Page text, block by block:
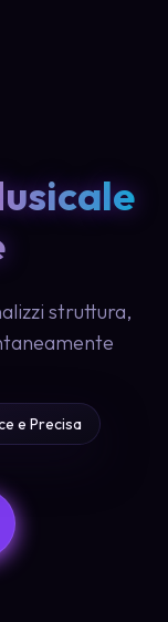
struttura,
e Precisa